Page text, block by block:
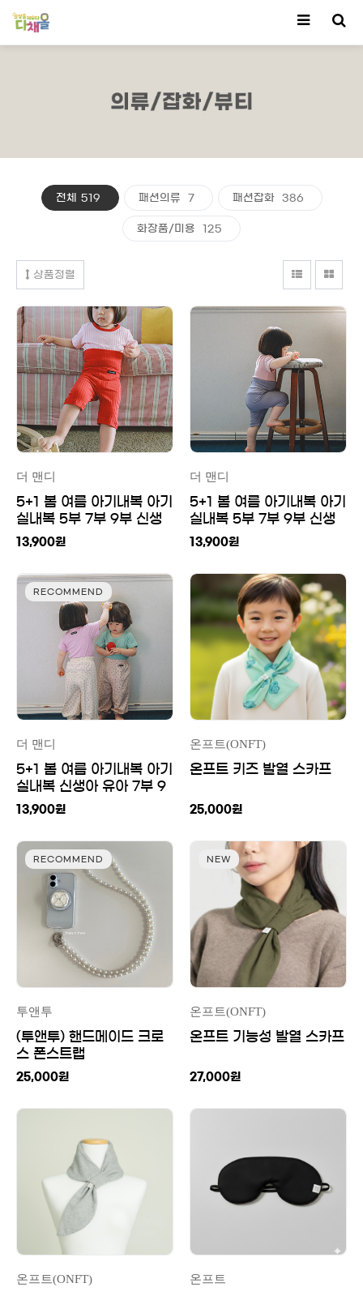
전체 519 패션의류 7 패션잡화 386
화장품/미용 125
상품정렬
더 맨디
5+1 봄 여름 아기내복 아기
실내복 5부 7부 9부 신생
아 유아내복 배앓이방지 실
13,900원
더 맨디
5+1 봄 여름 아기내복 아기
실내복 5부 7부 9부 신생
아 유아 배앓이방지 실내복
13,900원
RECOMMEND
더 맨디
5+1 봄 여름 아기내복 아기
실내복 신생아 유아 7부 9
부 배앓이방지 실내복
13,900원
온프트(ONFT)
온프트 키즈 발열 스카프
25,000원
RECOMMEND
투앤투
(투앤투) 핸드메이드 크로
스 폰스트랩
25,000원
NEW
온프트(ONFT)
온프트 기능성 발열 스카프
27,000원
온프트(ONFT) 온프트